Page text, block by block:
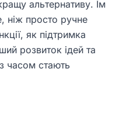
альтернативу. Їм
ніж просто ручне
як підтримка
розвиток ідей та
часом стають